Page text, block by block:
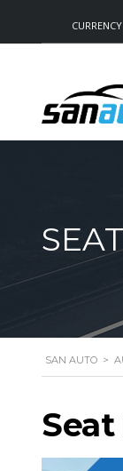
SAN AUTO >